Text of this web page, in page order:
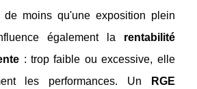
de moins qu'une exposition plein
également la rentabilité
: trop faible ou excessive, elle
les performances. Un
RGE